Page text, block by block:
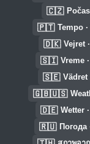
🇨🇿
🇵🇹 Tempo
🇩🇰 Vejret
🇸🇮 Vreme
🇸🇪 Vädret
🇬🇧🇺🇸
🇩🇪 Wetter
🇷🇺 Погода